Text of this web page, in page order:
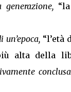
“l’età
alta della